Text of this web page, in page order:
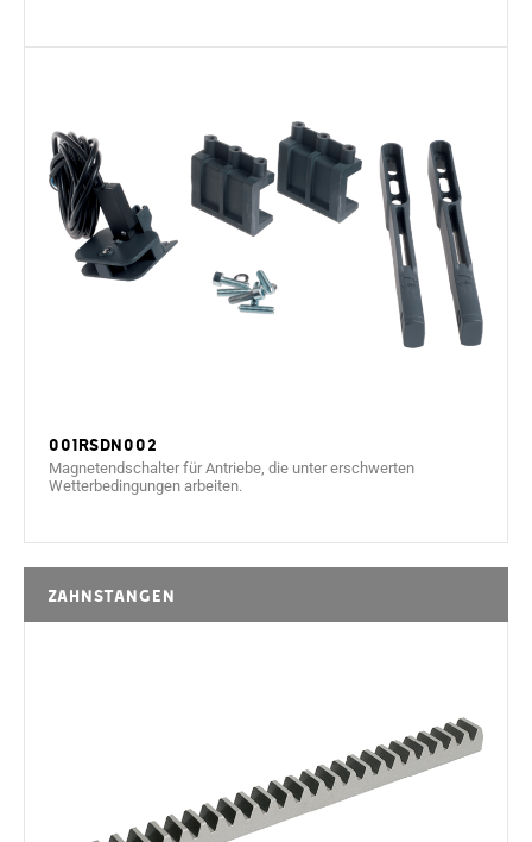
001RSDN002
Magnetendschalter für Antriebe, die unter erschwerten
Wetterbedingungen arbeiten.
Zahnstangen